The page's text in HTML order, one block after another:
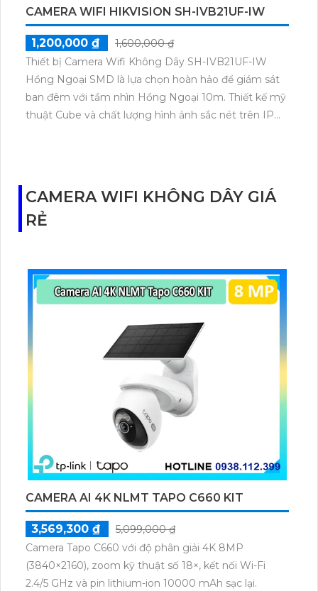
CAMERA WIFI HIKVISION SH-IVB21UF-IW
1,200,000 ₫
1,600,000 ₫
Thiết bị Camera Wifi Không Dây SH-IVB21UF-IW
Hồng Ngoại SMD là lựa chọn hoàn hảo để giám sát
ban đêm với tầm nhìn Hồng Ngoại 10m. Thiết kế mỹ
thuật Cube và chất lượng hình ảnh sắc nét trên IP
thiết bị này giúp thi công dễ dàng và hiệu quả.
CAMERA WIFI KHÔNG DÂY GIÁ
RẺ
CAMERA AI 4K NLMT TAPO C660 KIT
3,569,300 ₫
5,099,000 ₫
Camera Tapo C660 với độ phân giải 4K 8MP
(3840×2160), zoom kỹ thuật số 18×, kết nối Wi-Fi
2.4/5 GHz và pin lithium-ion 10000 mAh sạc lại.